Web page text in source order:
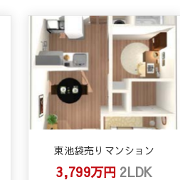
東池袋売りマンション
3,799万円 2LDK